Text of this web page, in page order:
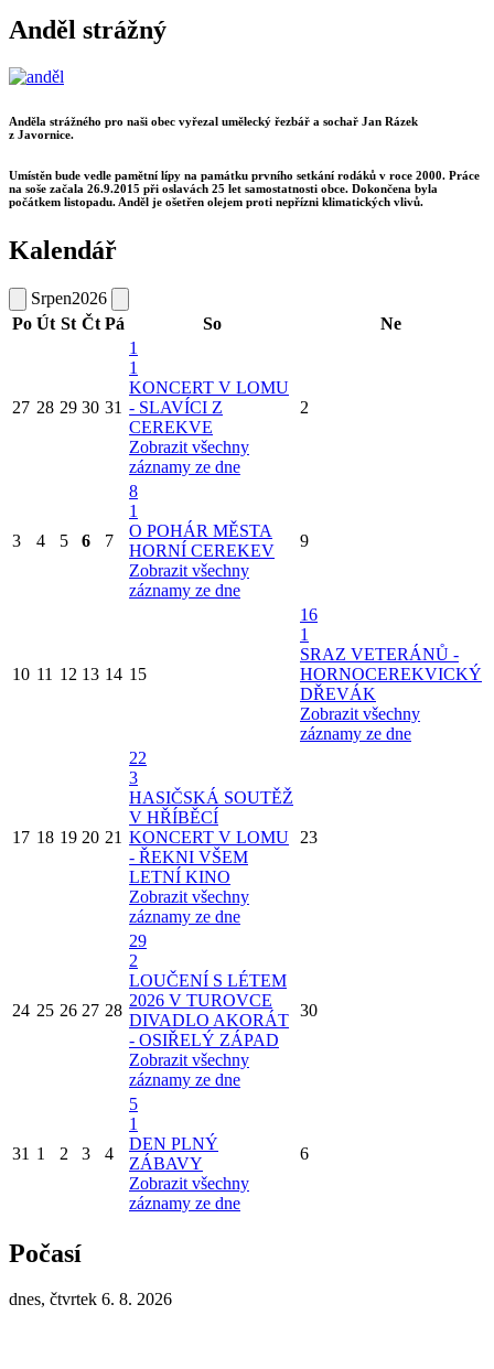
Anděl strážný
Anděla strážného pro naši obec vyřezal umělecký řezbář a sochař Jan Rázek
z Javornice.
Umístěn bude vedle pamětní lípy na památku prvního setkání rodáků v roce 2000. Práce
na soše začala 26.9.2015 při oslavách 25 let samostatnosti obce. Dokončena byla
počátkem listopadu. Anděl je ošetřen olejem proti nepřízni klimatických vlivů.
Kalendář
Srpen2026
Po Út St Čt Pá So Ne
27 28 29 30 31
1
1
KONCERT V LOMU
- SLAVÍCI Z
CEREKVE
Zobrazit všechny
záznamy ze dne
2
3 4 5 6 7
8
1
O POHÁR MĚSTA
HORNÍ CEREKEV
Zobrazit všechny
záznamy ze dne
9
10 11 12 13 14 15
16
1
SRAZ VETERÁNŮ -
HORNOCEREKVICKÝ
DŘEVÁK
Zobrazit všechny
záznamy ze dne
17 18 19 20 21
22
3
HASIČSKÁ SOUTĚŽ
V HŘÍBĚCÍ
KONCERT V LOMU
- ŘEKNI VŠEM
LETNÍ KINO
Zobrazit všechny
záznamy ze dne
23
24 25 26 27 28
29
2
LOUČENÍ S LÉTEM
2026 V TUROVCE
DIVADLO AKORÁT
- OSIŘELÝ ZÁPAD
Zobrazit všechny
záznamy ze dne
30
31 1 2 3 4
5
1
DEN PLNÝ
ZÁBAVY
Zobrazit všechny
záznamy ze dne
6
Počasí
dnes, čtvrtek 6. 8. 2026